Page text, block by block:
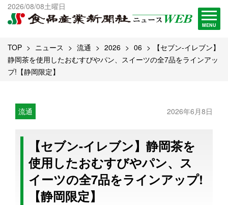
2026/08/08土曜日
MENU
出版物一覧へ
試読・購読申し込み
TOP ニュース 流通 2026 06
【セブン‐イレブン】
静岡茶を使用したおむすびやパン、スイーツの全7品をラインアッ
プ!【静岡限定】
流通 2026年6月8日
【セブン‐イレブン】静岡茶を
使用したおむすびやパン、ス
イーツの全7品をラインアップ!
【静岡限定】